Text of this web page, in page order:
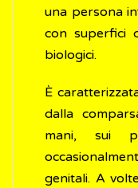
una persona
con superfici
biologici.
È
dalla
mani, sui
genitali. A